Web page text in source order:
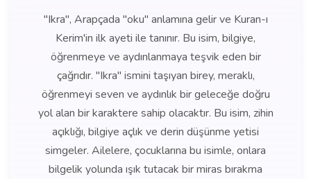
"Ikra", Arapçada "oku" anlamına gelir ve Kuran-ı
Kerim'in ilk ayeti ile tanınır. Bu isim, bilgiye,
öğrenmeye ve aydınlanmaya teşvik eden bir
çağrıdır. "Ikra" ismini taşıyan birey, meraklı,
öğrenmeyi seven ve aydınlık bir geleceğe doğru
yol alan bir karaktere sahip olacaktır. Bu isim, zihin
açıklığı, bilgiye açlık ve derin düşünme yetisi
simgeler. Ailelere, çocuklarına bu isimle, onlara
bilgelik yolunda ışık tutacak bir miras bırakma